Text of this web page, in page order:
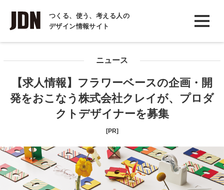
つくる、使う、考える人の
デザイン情報サイト
INTERVIEW
インタビュー
COLUMN
ニュース
【求人情報】フラワーベースの企画・開
発をおこなう株式会社クレイが、プロダ
クトデザイナーを募集
[PR]